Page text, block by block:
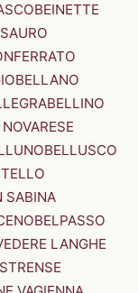
BEINETTE
BELLANO
BELLINO
BELLUSCO
SABINA
BELPASSO
LANGHE